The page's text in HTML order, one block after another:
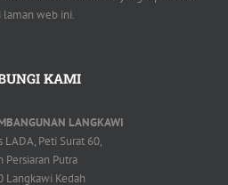
laman web ini.
KAMI
LANGKAWI
LADA, Peti Surat 60,
Persiaran Putra
Langkawi Kedah